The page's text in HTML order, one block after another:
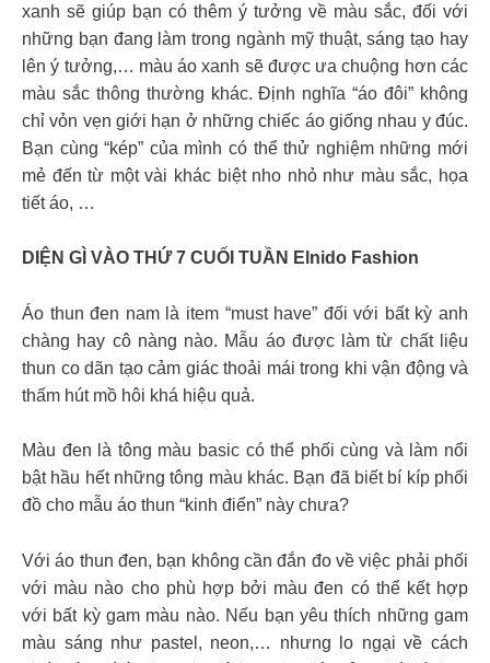
xanh sẽ giúp bạn có thêm ý tưởng về màu sắc, đối với
những bạn đang làm trong ngành mỹ thuật, sáng tạo hay
lên ý tưởng,… màu áo xanh sẽ được ưa chuộng hơn các
màu sắc thông thường khác. Định nghĩa “áo đôi” không
chỉ vỏn vẹn giới hạn ở những chiếc áo giống nhau y đúc.
Bạn cùng “kép” của mình có thể thử nghiệm những mới
mẻ đến từ một vài khác biệt nho nhỏ như màu sắc, họa
tiết áo, …
DIỆN GÌ VÀO THỨ 7 CUỐI TUẦN Elnido Fashion
Áo thun đen nam là item “must have” đối với bất kỳ anh
chàng hay cô nàng nào. Mẫu áo được làm từ chất liệu
thun co dãn tạo cảm giác thoải mái trong khi vận động và
thấm hút mồ hôi khá hiệu quả.
Màu đen là tông màu basic có thể phối cùng và làm nổi
bật hầu hết những tông màu khác. Bạn đã biết bí kíp phối
đồ cho mẫu áo thun “kinh điển” này chưa?
Với áo thun đen, bạn không cần đắn đo về việc phải phối
với màu nào cho phù hợp bởi màu đen có thể kết hợp
với bất kỳ gam màu nào. Nếu bạn yêu thích những gam
màu sáng như pastel, neon,… nhưng lo ngại về cách